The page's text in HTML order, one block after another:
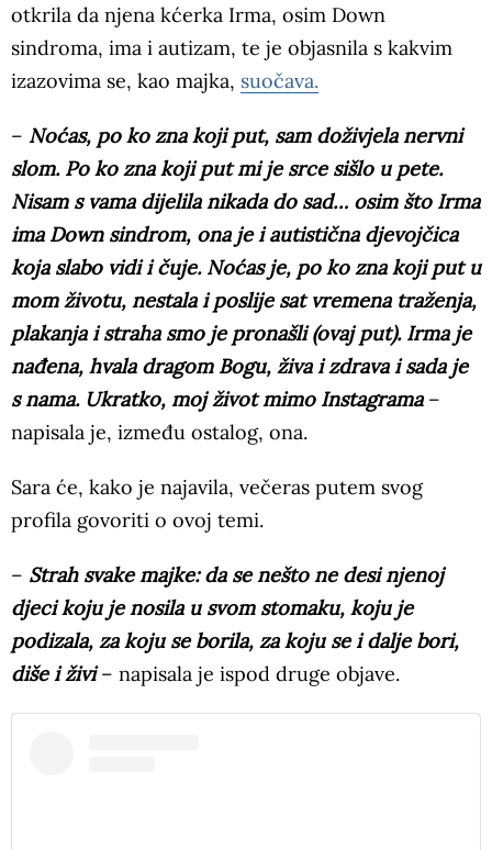
otkrila da njena kćerka Irma, osim Down
sindroma, ima i autizam, te je objasnila s kakvim
izazovima se, kao majka, suočava.
– Noćas, po ko zna koji put, sam doživjela nervni
slom. Po ko zna koji put mi je srce sišlo u pete.
Nisam s vama dijelila nikada do sad… osim što Irma
ima Down sindrom, ona je i autistična djevojčica
koja slabo vidi i čuje. Noćas je, po ko zna koji put u
mom životu, nestala i poslije sat vremena traženja,
plakanja i straha smo je pronašli (ovaj put). Irma je
nađena, hvala dragom Bogu, živa i zdrava i sada je
s nama. Ukratko, moj život mimo Instagrama –
napisala je, između ostalog, ona.
Sara će, kako je najavila, večeras putem svog
profila govoriti o ovoj temi.
– Strah svake majke: da se nešto ne desi njenoj
djeci koju je nosila u svom stomaku, koju je
podizala, za koju se borila, za koju se i dalje bori,
diše i živi– napisala je ispod druge objave.